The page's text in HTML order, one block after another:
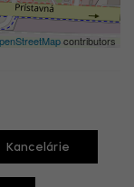
contributors
Kancelárie